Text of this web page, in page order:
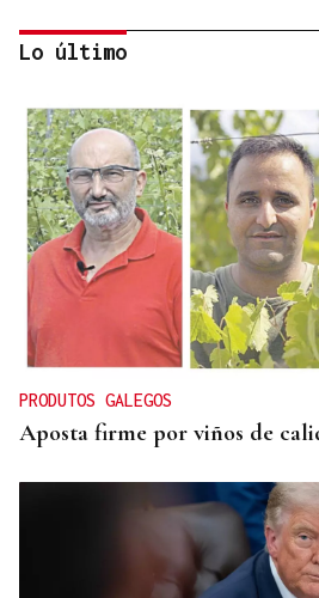
AYUDAS VENEZUELA
La Xunta de Galicia lanza las
los gallegos de Venezuela
terremotos
Lo último
PRODUTOS GALEGOS
Aposta firme por viños de